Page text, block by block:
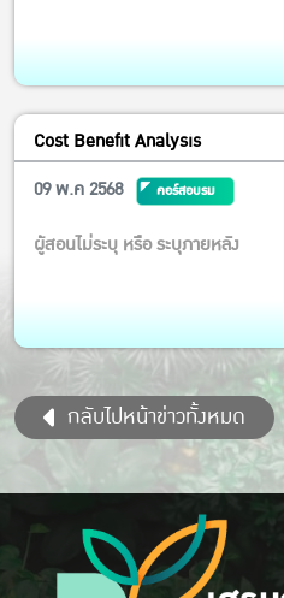
Cost Benefit Analysis
09 พ.ค 2568
คอร์สอบรม
ผู้สอนไม่ระบุ หรือ ระบุภายหลัง
กลับไปหน้าข่าวทั้งหมด